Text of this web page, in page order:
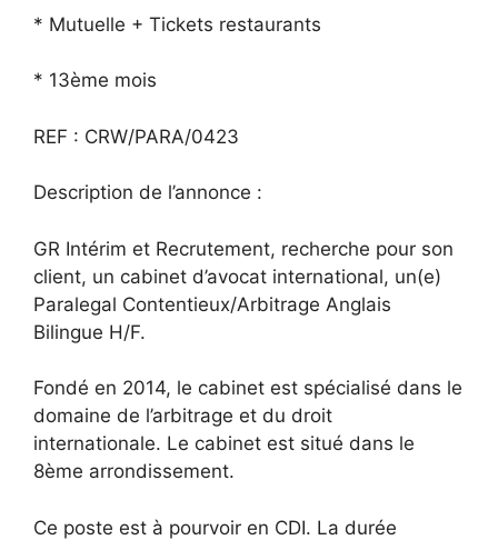
* Mutuelle + Tickets restaurants
* 13ème mois
REF : CRW/PARA/0423
Description de l’annonce :
GR Intérim et Recrutement, recherche pour son
client, un cabinet d’avocat international, un(e)
Paralegal Contentieux/Arbitrage Anglais
Bilingue H/F.
Fondé en 2014, le cabinet est spécialisé dans le
domaine de l’arbitrage et du droit
internationale. Le cabinet est situé dans le
8ème arrondissement.
Ce poste est à pourvoir en CDI. La durée